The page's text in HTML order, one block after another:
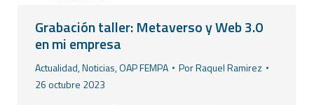
Grabación taller: Metaverso y Web 3.0
en mi empresa
Actualidad,Noticias,OAP FEMPA PorRaquel Ramirez
26 octubre 2023